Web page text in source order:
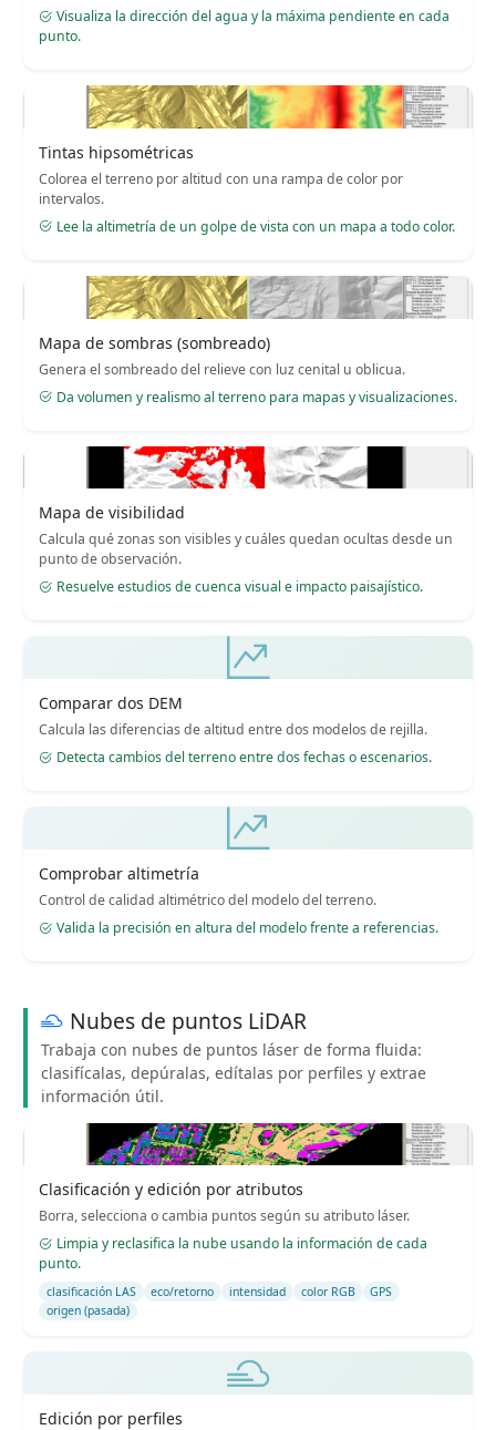
Visualiza la dirección del agua y la máxima pendiente en cada
punto.
Tintas hipsométricas
Colorea el terreno por altitud con una rampa de color por
intervalos.
Lee la altimetría de un golpe de vista con un mapa a todo color.
Mapa de sombras (sombreado)
Genera el sombreado del relieve con luz cenital u oblicua.
Da volumen y realismo al terreno para mapas y visualizaciones.
Mapa de visibilidad
Calcula qué zonas son visibles y cuáles quedan ocultas desde un
punto de observación.
Resuelve estudios de cuenca visual e impacto paisajístico.
Comparar dos DEM
Calcula las diferencias de altitud entre dos modelos de rejilla.
Detecta cambios del terreno entre dos fechas o escenarios.
Comprobar altimetría
Control de calidad altimétrico del modelo del terreno.
Valida la precisión en altura del modelo frente a referencias.
Nubes de puntos LiDAR
Trabaja con nubes de puntos láser de forma fluida:
clasifícalas, depúralas, edítalas por perfiles y extrae
información útil.
Clasificación y edición por atributos
Borra, selecciona o cambia puntos según su atributo láser.
Limpia y reclasifica la nube usando la información de cada
punto.
clasificación LAS eco/retorno intensidad color RGB
GPS
origen (pasada)
Edición por perfiles